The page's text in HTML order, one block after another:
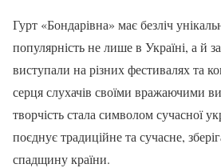
Гурт «Бондарівна» має безліч
популярність не лише в Україні, а й
виступали на різних фестивалях та
серця слухачів своїми вражаючими
творчість стала символом сучасної
поєднує традиційне та сучасне,
спадщину країни.